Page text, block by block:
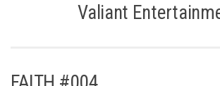
Valiant